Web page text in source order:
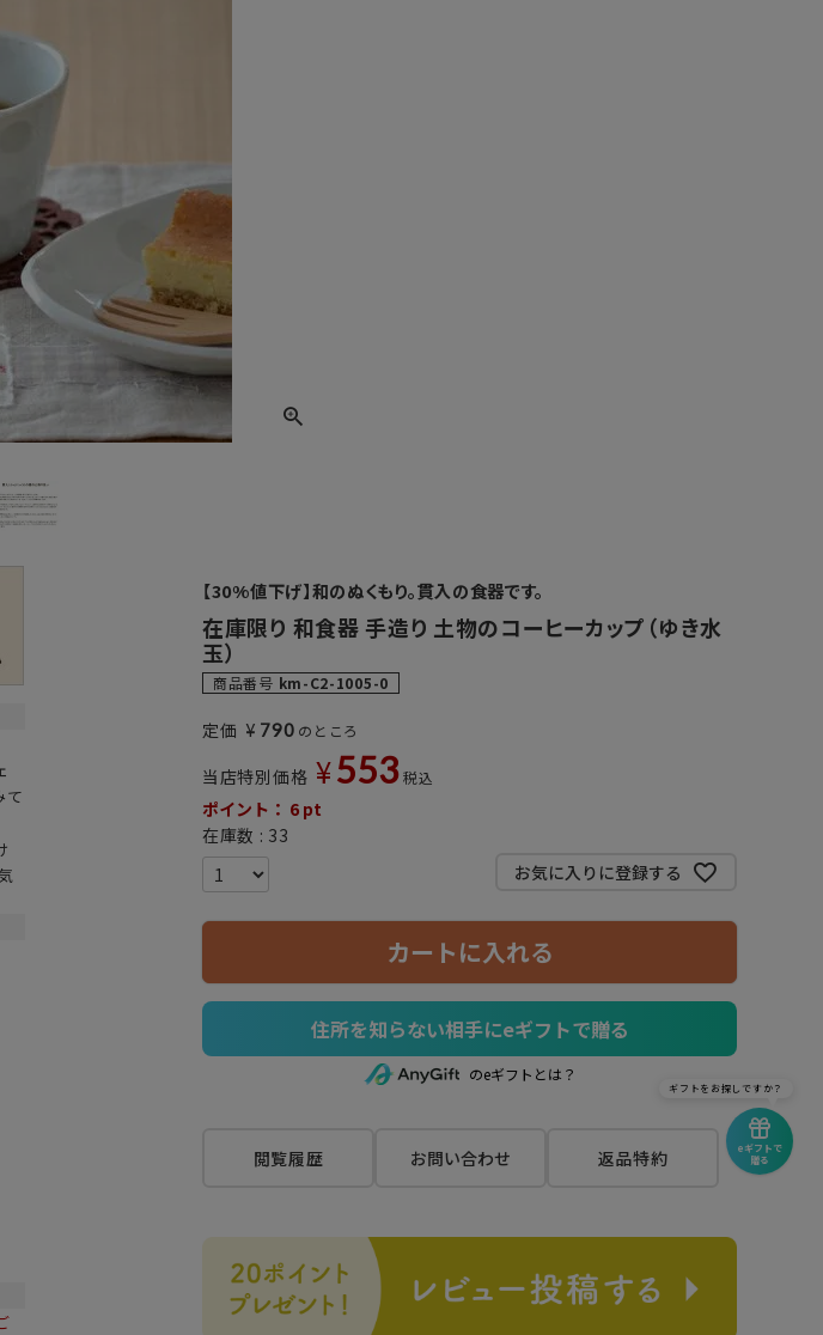
て
【30%値下げ】和のぬくもり。貫入の食器です。
在庫限り 和食器 手造り 土物のコーヒーカップ（ゆき水
玉）
商品番号 km-C2-1005-0
定価 ¥ 790 のところ
当店特別価格 ¥553税込
ポイント： 6 pt
在庫数
33
お気に入りに登録する
カートに入れる
住所を知らない相手にeギフトで贈る
のeギフトとは？
閲覧履歴 お問い合わせ 返品特約
eギフトで
贈る
ギフトをお探しですか？